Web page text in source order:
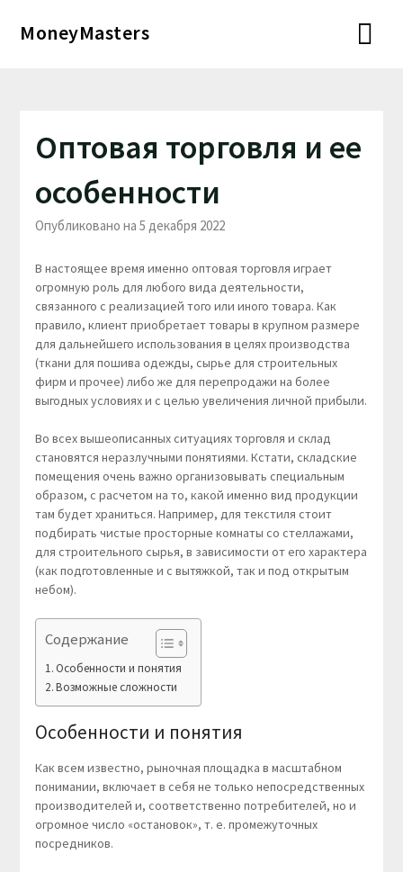
MoneyMasters
Оптовая торговля и ее
особенности
Опубликовано на 5 декабря 2022
В настоящее время именно оптовая торговля играет
огромную роль для любого вида деятельности,
связанного с реализацией того или иного товара. Как
правило, клиент приобретает товары в крупном размере
для дальнейшего использования в целях производства
(ткани для пошива одежды, сырье для строительных
фирм и прочее) либо же для перепродажи на более
выгодных условиях и с целью увеличения личной прибыли.
Во всех вышеописанных ситуациях торговля и склад
становятся неразлучными понятиями. Кстати, складские
помещения очень важно организовывать специальным
образом, с расчетом на то, какой именно вид продукции
там будет храниться. Например, для текстиля стоит
подбирать чистые просторные комнаты со стеллажами,
для строительного сырья, в зависимости от его характера
(как подготовленные и с вытяжкой, так и под открытым
небом).
Содержание
Особенности и понятия
Возможные сложности
Особенности и понятия
Как всем известно, рыночная площадка в масштабном
понимании, включает в себя не только непосредственных
производителей и, соответственно потребителей, но и
огромное число «остановок», т. е. промежуточных
посредников.